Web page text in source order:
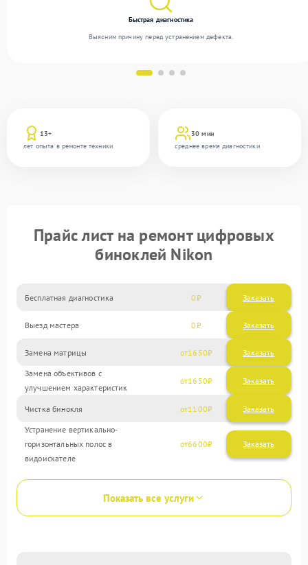
13+
лет опыта в ремонте техники
30 мин
среднее время диагностики
Быстрая диагностика
Выясним причину перед устранением дефекта.
Прайс лист на ремонт цифровых
биноклей Nikon
Бесплатная диагностика 0 Заказать
Выезд мастера 0 Заказать
Замена матрицы 1650
Замена объективов с
улучшением характеристик
1650
Чистка бинокля 1100
Устранение вертикально-
горизонтальных полос в
видоискателе
6600
Показать все услуги